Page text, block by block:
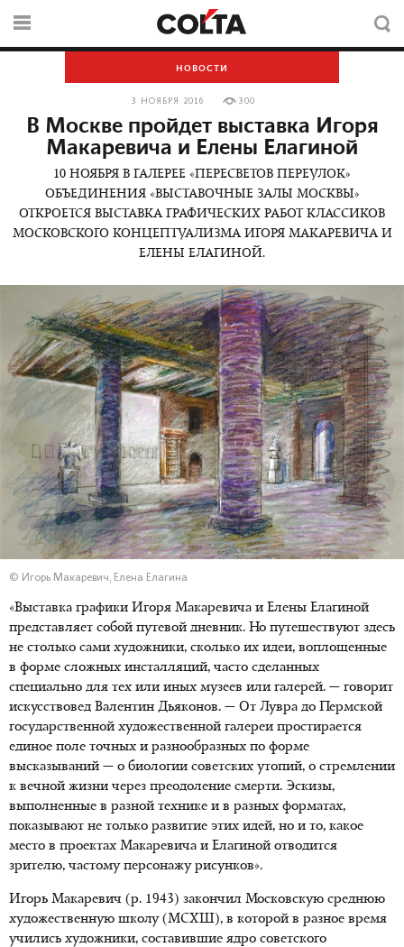
НОВОСТИ
3 НОЯБРЯ 2016 300
В Москве пройдет выставка Игоря
Макаревича и Елены Елагиной
10 НОЯБРЯ В ГАЛЕРЕЕ «ПЕРЕСВЕТОВ ПЕРЕУЛОК»
ОБЪЕДИНЕНИЯ «ВЫСТАВОЧНЫЕ ЗАЛЫ МОСКВЫ»
ОТКРОЕТСЯ ВЫСТАВКА ГРАФИЧЕСКИХ РАБОТ КЛАССИКОВ
МОСКОВСКОГО КОНЦЕПТУАЛИЗМА ИГОРЯ МАКАРЕВИЧА И
ЕЛЕНЫ ЕЛАГИНОЙ.
© Игорь Макаревич, Елена Елагина
«Выставка графики Игоря Макаревича и Елены Елагиной
представляет собой путевой дневник. Но путешествуют здесь
не столько сами художники, сколько их идеи, воплощенные
в форме сложных инсталляций, часто сделанных
специально для тех или иных музеев или галерей. — говорит
искусствовед Валентин Дьяконов. — От Лувра до Пермской
государственной художественной галереи простирается
единое поле точных и разнообразных по форме
высказываний — о биологии советских утопий, о стремлении
к вечной жизни через преодоление смерти. Эскизы,
выполненные в разной технике и в разных форматах,
показывают не только развитие этих идей, но и то, какое
место в проектах Макаревича и Елагиной отводится
зрителю, частому персонажу рисунков».
Игорь Макаревич (р. 1943) закончил Московскую среднюю
художественную школу (МСХШ), в которой в разное время
учились художники, составившие ядро советского